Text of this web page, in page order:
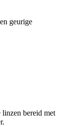
geurige
bereid met